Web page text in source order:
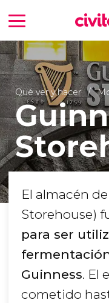
Qué ver y hacer
El almacén
Storehouse)
para ser
Guinness. El
cometido